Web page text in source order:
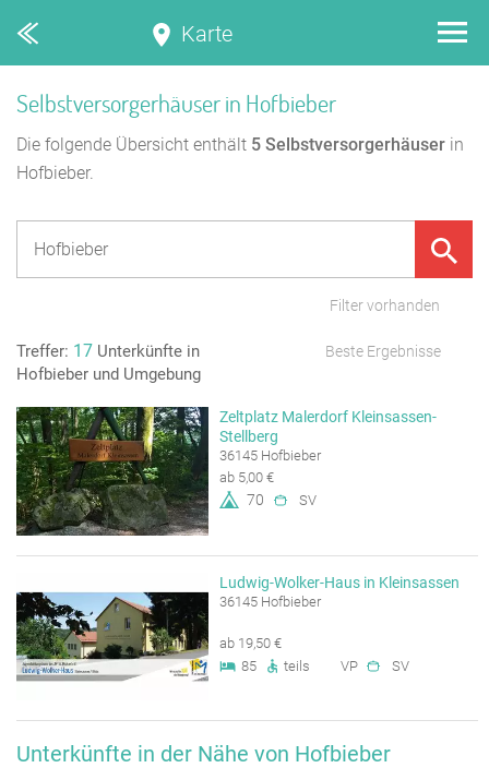
Karte
Selbstversorgerhäuser in Hofbieber
Die folgende Übersicht enthält 5 Selbstversorgerhäuser in
Hofbieber.
Filter vorhanden
Treffer: 17 Unterkünfte in
Hofbieber und Umgebung
Beste Ergebnisse
Zeltplatz Malerdorf Kleinsassen-
Stellberg
36145 Hofbieber
ab 5,00 €
70 SV
Ludwig-Wolker-Haus in Kleinsassen
36145 Hofbieber
ab 19,50 €
85
teils VP SV
Unterkünfte in der Nähe von Hofbieber